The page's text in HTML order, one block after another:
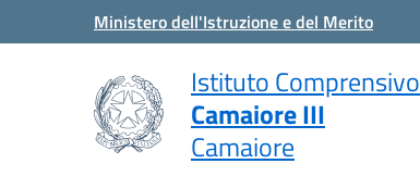
Vai ai contenuti
Vai al menu di navigazione
Ministero dell'Istruzione e del Merito
Istituto Comprensivo
Camaiore III
Camaiore